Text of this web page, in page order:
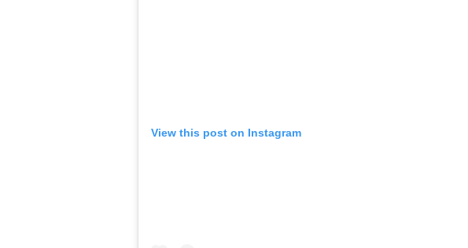
View this post on Instagram